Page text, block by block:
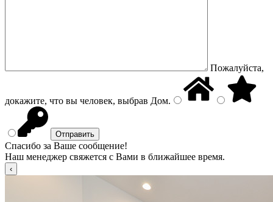
Пожалуйста,
докажите, что вы человек, выбрав Дом.
Спасибо за Ваше сообщение!
Наш менеджер свяжется с Вами в ближайшее время.